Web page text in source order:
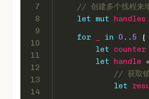
7
8
9
10
11
12
13
14
// 创建多个线程来
let
mut handles
for
in 0 .. 5 {
let
counter
let
handle
// 获取
let